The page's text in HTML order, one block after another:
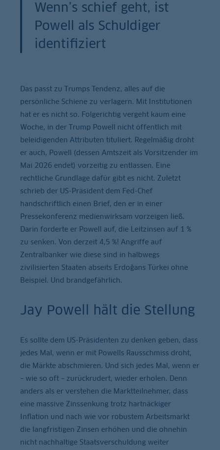
Wenn’s schief geht, ist
Powell als Schuldiger
identifiziert
Das passt zu Trumps Tendenz, alles auf die
persönliche Schiene zu verlagern. Mit Institutionen
hat er es nicht so. Folgerichtig vergeht kaum eine
Woche, in der Trump Powell nicht öffentlich mit
beleidigenden Attributen tituliert. Regelmäßig droht
er auch, Powell (dessen Amtszeit als Vorsitzender im
Mai 2026 endet) vorzeitig zu entlassen. Eine
rechtliche Grundlage dafür gibt es nicht. Zuletzt
schrieb der US-Präsident dem Fed-Chef
handschriftlich einen Brief, den er in einer
Pressekonferenz medienwirksam vorzeigen ließ.
Darin forderte er Powell auf, die Leitzinsen auf 1 %
zu senken. Von derzeit 4,5 %! Angriffe auf
Zentralbanker wie diese sind in halbwegs
zivilisierten Staaten abseits Erdoğans Türkei ohne
Beispiel. Und brandgefährlich.
Jay Powell hält die Stellung
Es sollte dem US-Präsidenten zu denken geben, dass
jedes Mal, wenn er mit Powells Rausschmiss droht,
die Märkte abschmieren. Und sich jedes Mal, wenn er
– wie so oft – zurückrudert, wieder erholen. Denn
anders als er verstehen die Marktteilnehmer, dass
eine massive Zinssenkung trotz hartnäckiger
Inflation und nach wie vor robustem Arbeitsmarkt
die langfristigen Zinsen erhöhen und die ohnehin
nicht nachhaltige Staatsverschuldung weiter